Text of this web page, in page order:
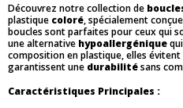
Découvrez notre collection de
plastique coloré, spécialement
boucles sont parfaites pour ceux qui
une alternative hypoallergénique
composition en plastique, elles
garantissent une durabilitésans
Caractéristiques Principales :